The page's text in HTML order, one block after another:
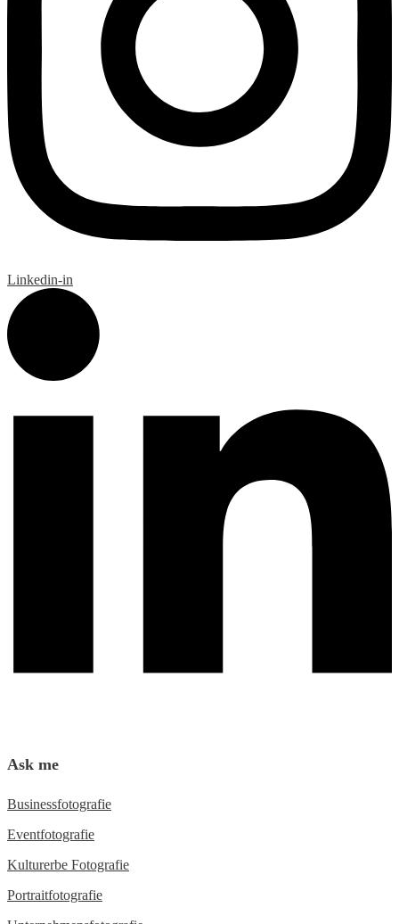
Linkedin-in
Ask me
Busi­ness­fo­to­gra­fie
Event­fo­to­gra­fie
Kul­tur­er­be Fotografie
Por­trait­fo­to­gra­fie